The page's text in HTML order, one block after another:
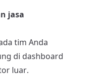
jasa
tim Anda
di dashboard
luar.